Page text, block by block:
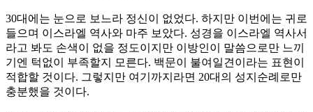
30대에는 눈으로 보느라 정신이 없었다. 하지만 이번에는 귀로
들으며 이스라엘 역사와 마주 보았다. 성경을 이스라엘 역사서
라고 봐도 손색이 없을 정도이지만 이방인이 말씀으로만 느끼
기엔 턱없이 부족할지 모른다. 백문이 불여일견이라는 표현이
적합할 것이다. 그렇지만 여기까지라면 20대의 성지순례로만
충분했을 것이다.